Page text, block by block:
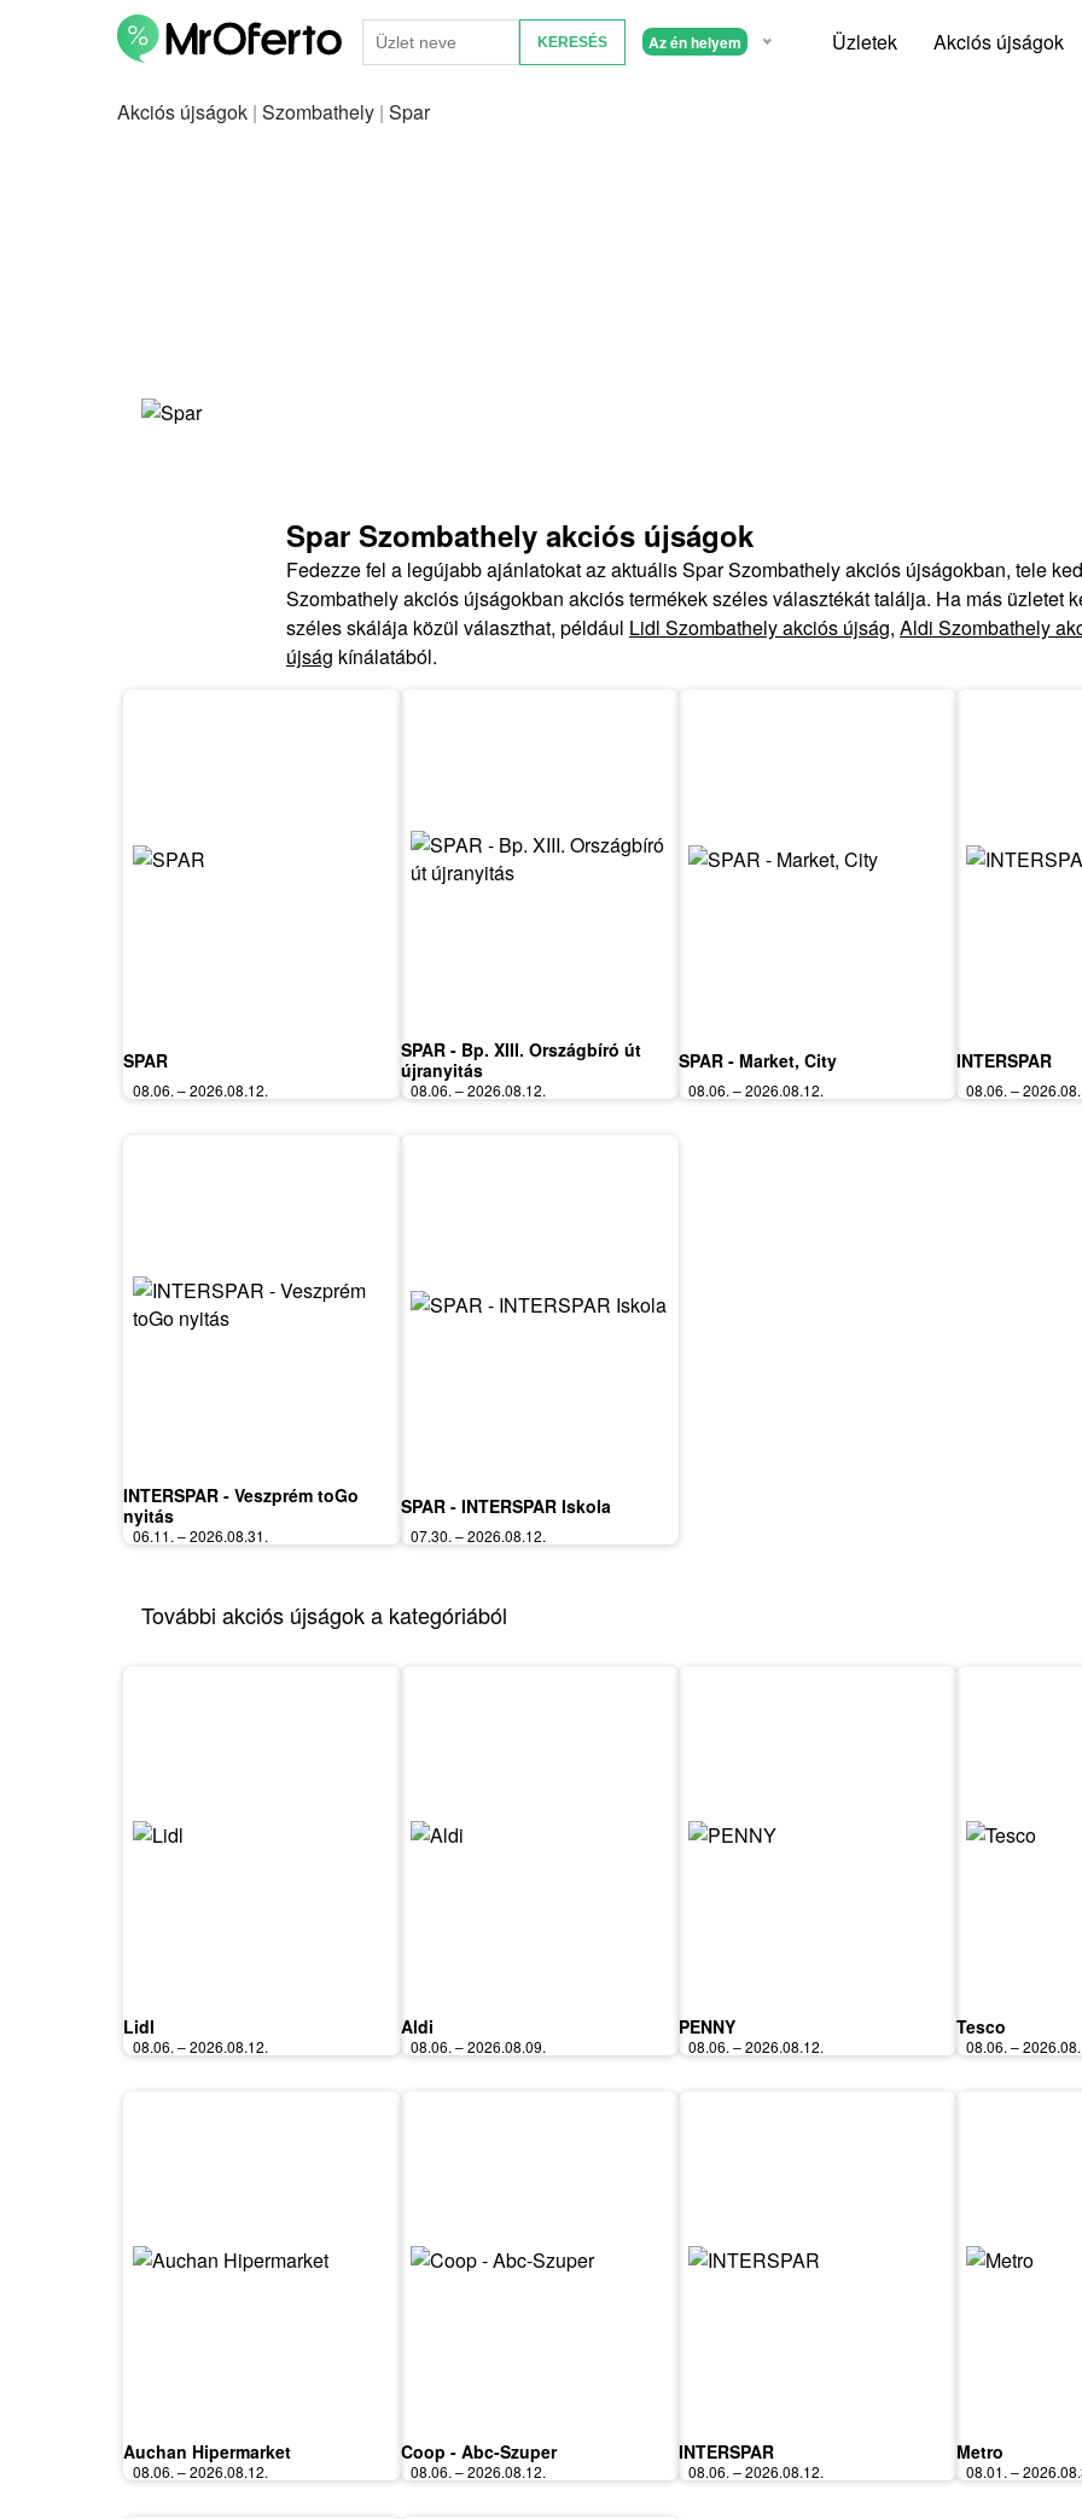
Az én helyem Üzletek Akciós újságok
Akciós újságok | Szombathely | Spar
Spar Szombathely akciós újságok
Fedezze fel a legújabb ajánlatokat az aktuális Spar Szombathely akciós újságokban, tele
Szombathely akciós újságokban akciós termékek széles választékát találja. Ha más üzletet
széles skálája közül választhat, például Lidl Szombathely akciós újság, Aldi Szombathely
újság kínálatából.
SPAR
08.06. – 2026.08.12.
SPAR - Bp. XIII. Országbíró út
újranyitás
08.06. – 2026.08.12.
SPAR - Market, City
08.06. – 2026.08.12.
INTERSPAR
08.06. –
INTERSPAR - Veszprém toGo
nyitás
06.11. – 2026.08.31.
SPAR - INTERSPAR Iskola
07.30. – 2026.08.12.
További akciós újságok a kategóriából
Lidl
08.06. – 2026.08.12.
Aldi
08.06. – 2026.08.09.
PENNY
08.06. – 2026.08.12.
Tesco
08.06. –
Auchan Hipermarket
08.06. – 2026.08.12.
Coop - Abc-Szuper
08.06. – 2026.08.12.
INTERSPAR
08.06. – 2026.08.12.
Metro
08.01. –